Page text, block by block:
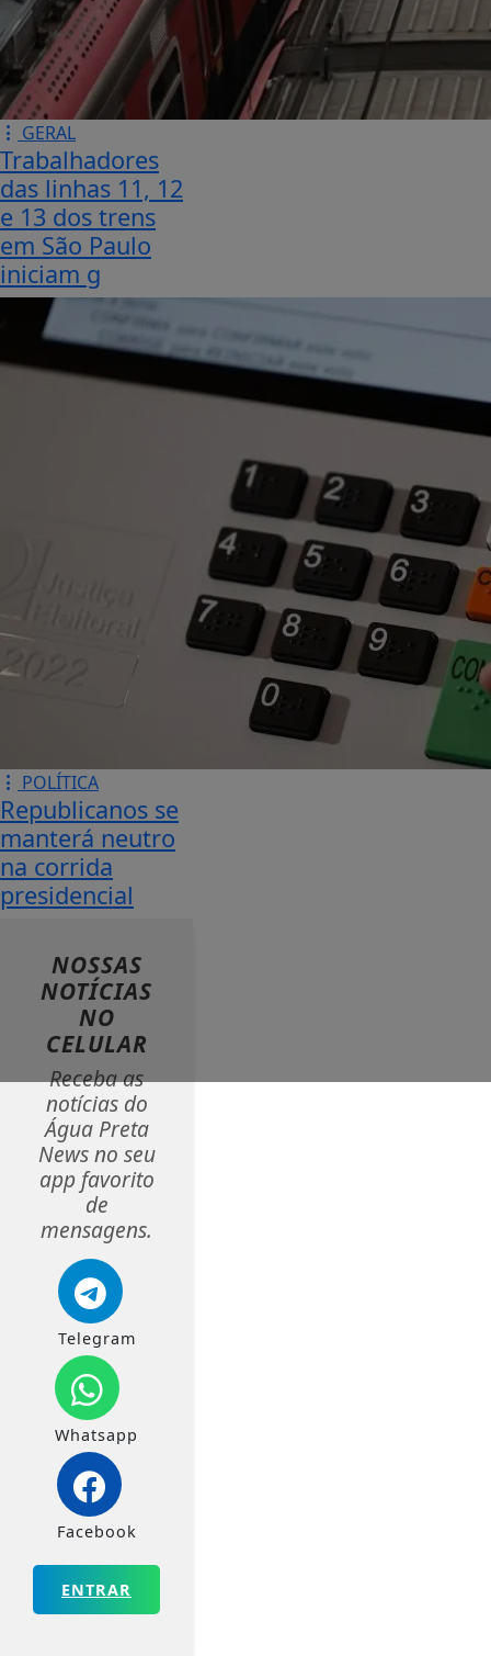
GERAL
Trabalhadores
das linhas 11, 12
e 13 dos trens
em São Paulo
iniciam g
POLÍTICA
Republicanos se
manterá neutro
na corrida
presidencial
NOSSAS
NOTÍCIAS
NO
CELULAR
Receba as
notícias do
Água Preta
News no seu
app favorito
de
mensagens.
Telegram
Whatsapp
Facebook
ENTRAR